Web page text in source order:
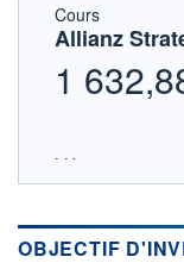
Cours
Allianz
1
LU1971343642
OPCVM DERNIER
OBJECTIF